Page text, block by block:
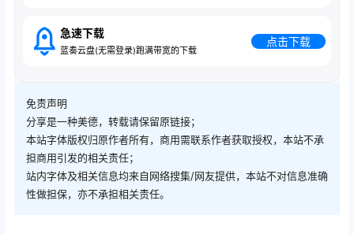
急速下载
蓝奏云盘(无需登录)跑满带宽的下载
点击下载
免责声明
分享是一种美德，转载请保留原链接；
本站字体版权归原作者所有，商用需联系作者获取授权，本站不承
担商用引发的相关责任；
站内字体及相关信息均来自网络搜集/网友提供，本站不对信息准确
性做担保，亦不承担相关责任。